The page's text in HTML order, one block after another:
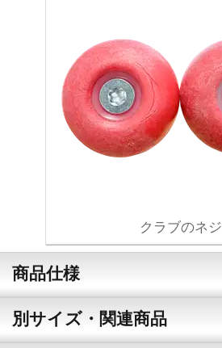
クラブのネジ
商品仕様
別サイズ・関連商品